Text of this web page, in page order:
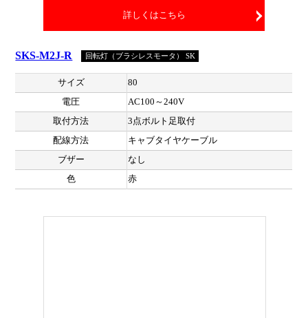
詳しくはこちら
SKS-M2J-R 回転灯（ブラシレスモータ） SK
サイズ
80
電圧
AC100～240V
取付方法
3点ボルト足取付
配線方法
キャブタイヤケーブル
ブザー
なし
色
赤